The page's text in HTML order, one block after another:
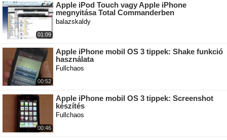
01:09
Apple iPod Touch vagy Apple iPhone
megnyitása Total Commanderben
balazskaldy
00:52
Apple iPhone mobil OS 3 tippek: Shake funkció
használata
Fullchaos
00:46
Apple iPhone mobil OS 3 tippek: Screenshot
készítés
Fullchaos